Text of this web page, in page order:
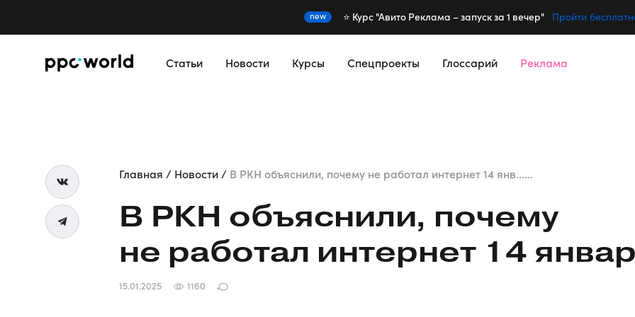
new ⭐️ Курс "Авито Реклама – запуск за 1 вечер" Пройти
Статьи Новости Курсы Спецпроекты Глоссарий Реклама
Главная Новости В РКН объяснили, почему не работал интернет 14 янв......
В РКН объяснили, почему
не работал интернет 14
15.01.2025 1160